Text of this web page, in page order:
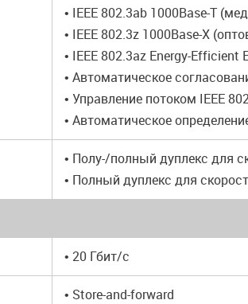
• IEEE 802.3ab 1000Base-T
• IEEE 802.3z 1000Base-X
• IEEE 802.3az Energy-Efficient
• Автоматическое
• Управление потоком IEEE
• Автоматическое
• Полу-/полный дуплекс для
• Полный дуплекс для
• 20 Гбит/с
• Store-and-forward